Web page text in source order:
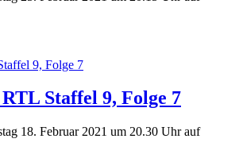
Staffel 9, Folge 7
18. Februar 2021 um 20.30 Uhr auf